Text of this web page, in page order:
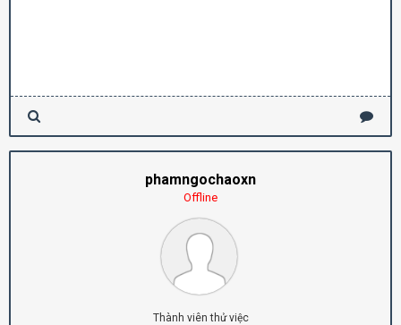
phamngochaoxn
Offline
Thành viên thử việc